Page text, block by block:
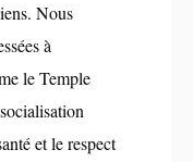
Nous
à
le Temple
et le respect